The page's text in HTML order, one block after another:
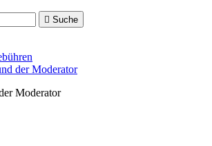
 Suche
der Moderator